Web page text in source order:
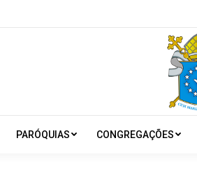
PARÓQUIAS CONGREGAÇÕES